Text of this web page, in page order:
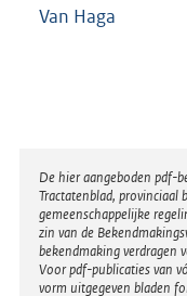
Van Haga
Disclaimer
De hier aangeboden pdf-
Tractatenblad, provinciaal
gemeenschappelijke
zin van de
bekendmaking verdragen
Voor pdf-publicaties van
vorm uitgegeven bladen